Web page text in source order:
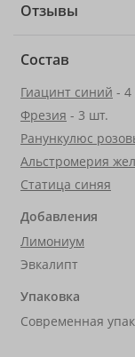
Отзывы
Состав
Гиацинт синий - 4
Фрезия - 3 шт.
Ранункулюс
Альстромерия
Статица синяя
Добавления
Лимониум
Эвкалипт
Упаковка
Современная